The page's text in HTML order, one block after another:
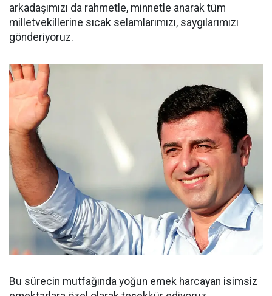
arkadaşımızı da rahmetle, minnetle anarak tüm
milletvekillerine sıcak selamlarımızı, saygılarımızı
gönderiyoruz.
Bu sürecin mutfağında yoğun emek harcayan isimsiz